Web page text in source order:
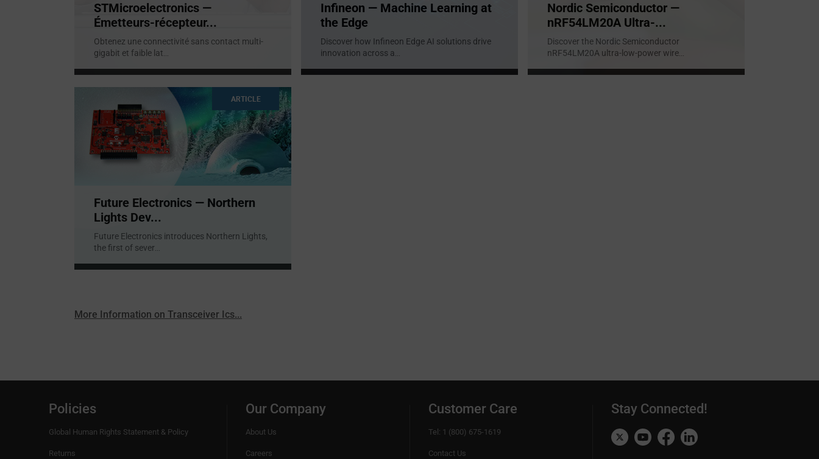
STMicroelectronics —
Émetteurs-récepteur...
Obtenez une connectivité sans contact multi-
gigabit et faible lat...
Infineon — Machine Learning at
the Edge
Discover how Infineon Edge AI solutions drive
innovation across a...
Nordic Semiconductor —
nRF54LM20A Ultra-...
Discover the Nordic Semiconductor
nRF54LM20A ultra-low-power wire...
ARTICLE
Future Electronics — Northern
Lights Dev...
Future Electronics introduces Northern Lights,
the first of sever...
More Information on Transceiver Ics...
Policies
Global Human Rights Statement & Policy
Returns
Our Company
About Us
Careers
Customer Care
Tel: 1 (800) 675-1619
Contact Us
Stay Connected!